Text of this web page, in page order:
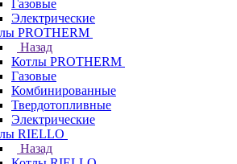
Газовые
Электрические
PROTHERM
Назад
Котлы PROTHERM
Газовые
Комбинированные
Твердотопливные
Электрические
RIELLO
Назад